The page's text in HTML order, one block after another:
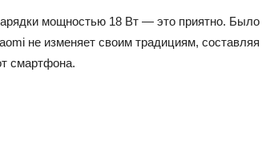
мощностью 18 Вт — это приятно. Было
не изменяет своим традициям, составляя
смартфона.